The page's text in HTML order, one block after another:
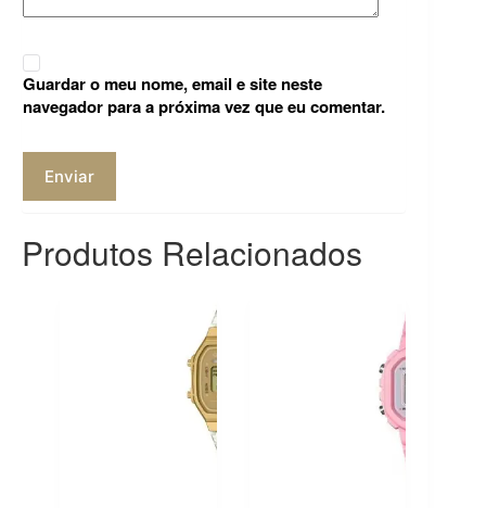
Guardar o meu nome, email e site neste
navegador para a próxima vez que eu comentar.
Enviar
Produtos Relacionados